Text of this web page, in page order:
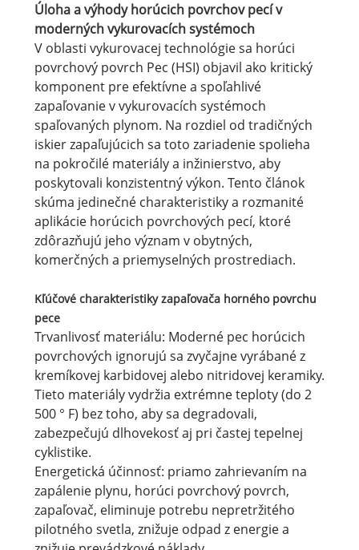
Úloha a výhody horúcich povrchov pecí v
moderných vykurovacích systémoch
V oblasti vykurovacej technológie sa horúci
povrchový povrch Pec (HSI) objavil ako kritický
komponent pre efektívne a spoľahlivé
zapaľovanie v vykurovacích systémoch
spaľovaných plynom. Na rozdiel od tradičných
iskier zapaľujúcich sa toto zariadenie spolieha
na pokročilé materiály a inžinierstvo, aby
poskytovali konzistentný výkon. Tento článok
skúma jedinečné charakteristiky a rozmanité
aplikácie horúcich povrchových pecí, ktoré
zdôrazňujú jeho význam v obytných,
komerčných a priemyselných prostrediach.
Kľúčové charakteristiky zapaľovača horného povrchu
pece
Trvanlivosť materiálu: Moderné pec horúcich
povrchových ignorujú sa zvyčajne vyrábané z
kremíkovej karbidovej alebo nitridovej keramiky.
Tieto materiály vydržia extrémne teploty (do 2
500 ° F) bez toho, aby sa degradovali,
zabezpečujú dlhovekosť aj pri častej tepelnej
cyklistike.
Energetická účinnosť: priamo zahrievaním na
zapálenie plynu, horúci povrchový povrch,
zapaľovač, eliminuje potrebu nepretržitého
pilotného svetla, znižuje odpad z energie a